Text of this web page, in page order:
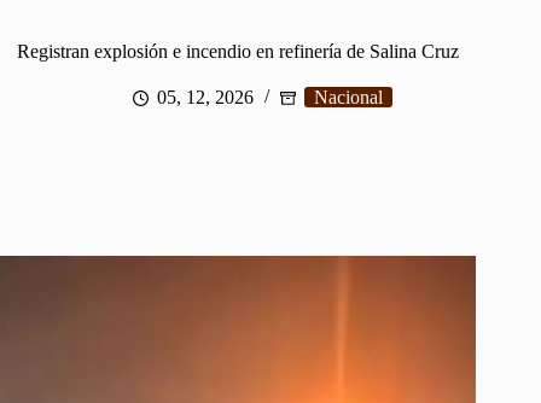
Registran explosión e incendio en refinería de Salina Cruz
05, 12, 2026 Nacional